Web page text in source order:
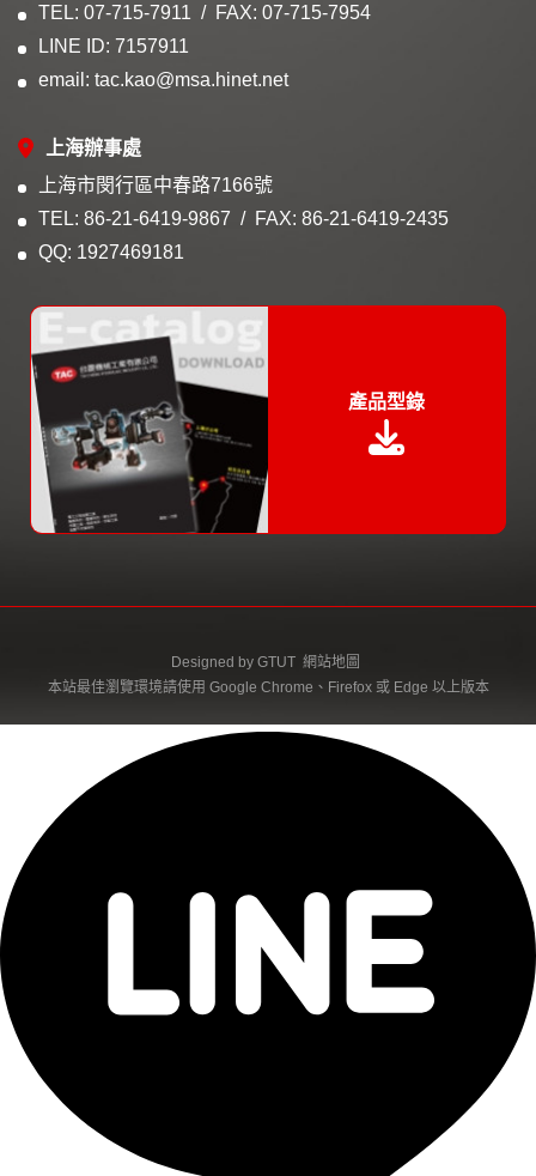
產品型錄
TEL: 07-715-7911
FAX: 07-715-7954
LINE ID: 7157911
email: tac.kao@msa.hinet.net
上海辦事處
上海市閔行區中春路7166號
TEL: 86-21-6419-9867
FAX: 86-21-6419-2435
QQ: 1927469181
Designed by GTUT 網站地圖
本站最佳瀏覽環境請使用 Google Chrome、Firefox 或 Edge 以上版本